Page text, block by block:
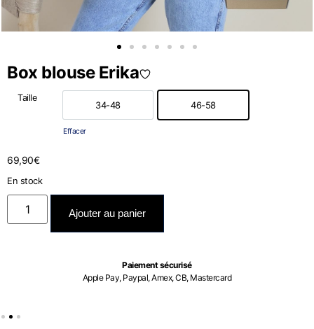
Box blouse Erika
Taille
34-48 46-58
Effacer
69,90€
En stock
Ajouter au panier
Paiement sécurisé
Apple Pay, Paypal, Amex, CB, Mastercard